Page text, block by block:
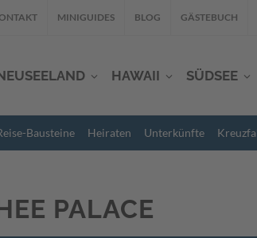
MINIGUIDES BLOG GÄSTEBUCH
HAWAII SÜDSEE
Bausteine Heiraten Unterkünfte
PALACE